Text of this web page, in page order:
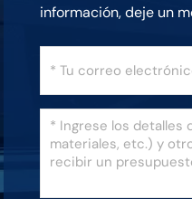
información, deje un